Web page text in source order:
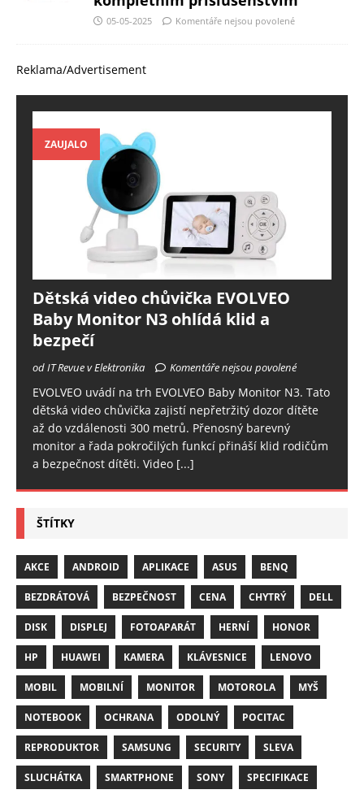
05-05-2025 Komentáře nejsou povolené
Reklama/Advertisement
ZAUJALO
Dětská video chůvička EVOLVEO
Baby Monitor N3 ohlídá klid a
bezpečí
od IT Revue v Elektronika Komentáře nejsou povolené
EVOLVEO uvádí na trh EVOLVEO Baby Monitor N3. Tato
dětská video chůvička zajistí nepřetržitý dozor dítěte
až do vzdálenosti 300 metrů. Přenosný barevný
monitor a řada pokročilých funkcí přináší klid rodičům
a bezpečnost dítěti. Video [...]
ŠTÍTKY
AKCE ANDROID APLIKACE ASUS BENQ
BEZDRÁTOVÁ BEZPEČNOST CENA CHYTRÝ DELL
DISK DISPLEJ FOTOAPARÁT HERNÍ HONOR
HP HUAWEI KAMERA KLÁVESNICE LENOVO
MOBIL MOBILNÍ MONITOR MOTOROLA MYŠ
NOTEBOOK OCHRANA ODOLNÝ POCITAC
REPRODUKTOR SAMSUNG SECURITY SLEVA
SLUCHÁTKA SMARTPHONE SONY SPECIFIKACE